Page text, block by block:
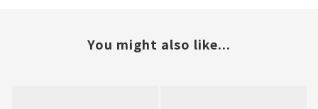
You might also like...